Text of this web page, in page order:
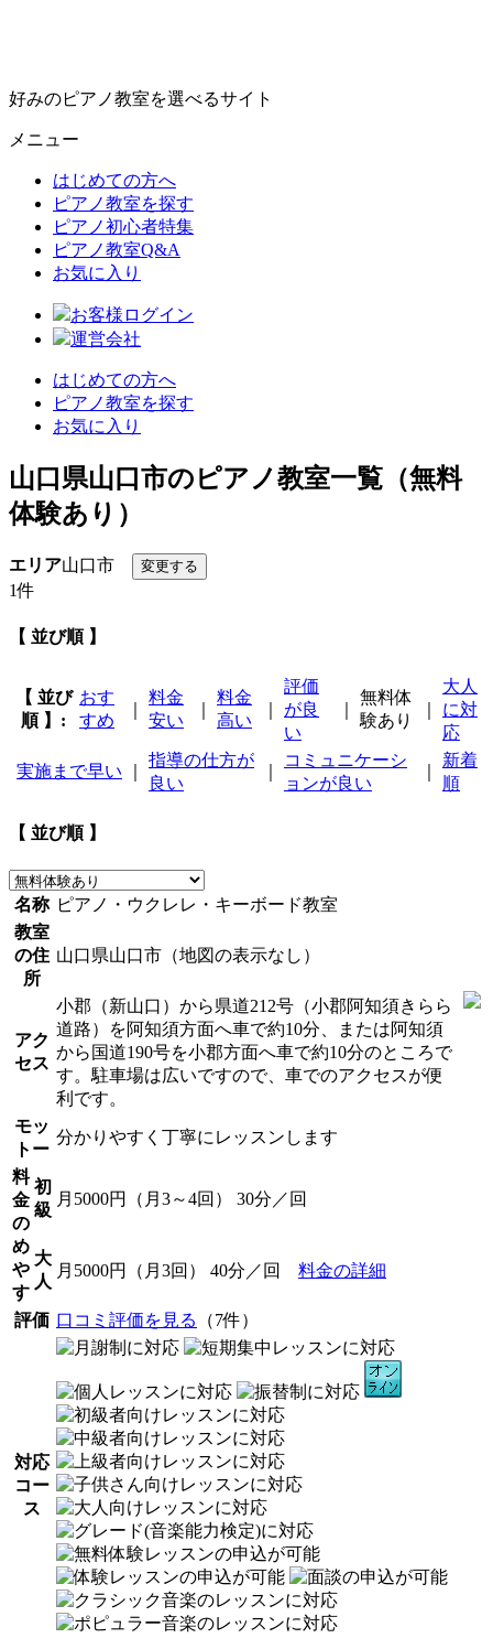
好みのピアノ教室を選べるサイト
メニュー
はじめての方へ
ピアノ教室を探す
ピアノ初心者特集
ピアノ教室Q&A
お気に入り
お客様ログイン
運営会社
はじめての方へ
ピアノ教室を探す
お気に入り
山口県山口市のピアノ教室一覧（無料
体験あり）
エリア山口市
1件
【 並び順 】
【 並び
順 】:
おす
すめ
料金
安い
料金
高い
評価
が良
い
無料体
験あり
大人
に対
応
実施まで早い
指導の仕方が
良い
コミュニケーシ
ョンが良い
新着
順
【 並び順 】
名称 ピアノ・ウクレレ・キーボード教室
教室
の住
所
山口県山口市（地図の表示なし）
アク
セス
小郡（新山口）から県道212号（小郡阿知須きらら
道路）を阿知須方面へ車で約10分、または阿知須
から国道190号を小郡方面へ車で約10分のところで
す。駐車場は広いですので、車でのアクセスが便
利です。
モッ
トー
分かりやすく丁寧にレッスンします
料
金
の
め
や
す
初
級
月5000円（月3～4回） 30分／回
大
人
月5000円（月3回） 40分／回 料金の詳細
評価 口コミ評価を見る （7件）
対応
コー
ス